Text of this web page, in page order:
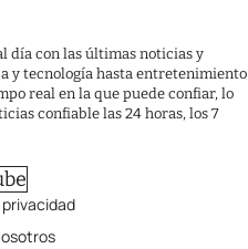
día con las últimas noticias y
y tecnología hasta entretenimiento
real en la que puede confiar, lo
confiable las 24 horas, los 7